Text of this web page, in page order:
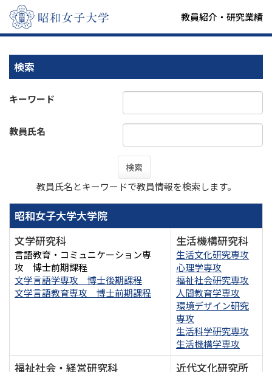
教員紹介・研究業績
検索
キーワード
教員氏名
検索
教員氏名とキーワードで教員情報を検索します。
昭和女子大学大学院
文学研究科
言語教育・コミュニケーション専
攻 博士前期課程
文学言語学専攻 博士後期課程
文学言語教育専攻 博士前期課程
生活機構研究科
生活文化研究専攻
心理学専攻
福祉社会研究専攻
人間教育学専攻
環境デザイン研究
専攻
生活科学研究専攻
生活機構学専攻
福祉社会・経営研究科 近代文化研究所